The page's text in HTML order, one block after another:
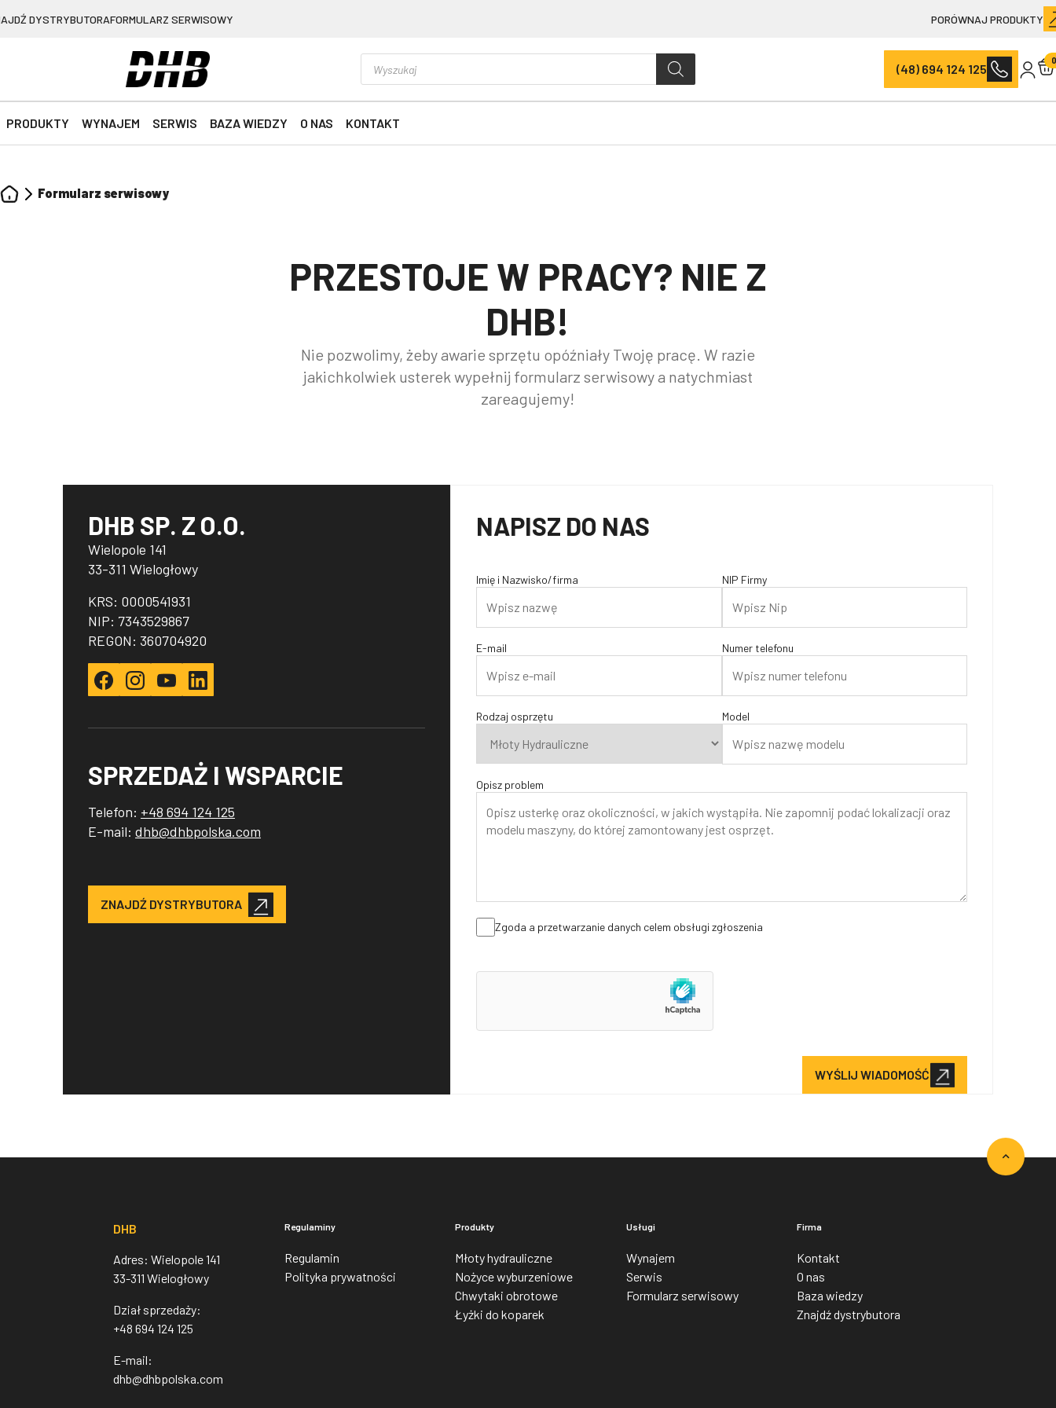
DYSTRYBUTORAFORMULARZ SERWISOWY PORÓWNAJ PRODUKTY
Wyszukiwarka
produktów
(48) 694 124 125
0
PRODUKTY WYNAJEM SERWIS BAZA WIEDZY O NAS KONTAKT
Formularz serwisowy
PRZESTOJE W PRACY? NIE Z
DHB!
Nie pozwolimy, żeby awarie sprzętu opóźniały Twoję pracę. W razie
jakichkolwiek usterek wypełnij formularz serwisowy a natychmiast
zareagujemy!
DHB SP. Z O.O.
Wielopole 141
33-311 Wielogłowy
KRS: 0000541931
NIP: 7343529867
REGON: 360704920
SPRZEDAŻ I WSPARCIE
Telefon: +48 694 124 125
E-mail: dhb@dhbpolska.com
ZNAJDŹ DYSTRYBUTORA
NAPISZ DO NAS
Imię i Nazwisko/firma NIP Firmy
E-mail Numer telefonu
Rodzaj osprzętu Model
Opisz problem
Zgoda a przetwarzanie danych celem obsługi zgłoszenia
WYŚLIJ WIADOMOŚĆ
DHB
Adres: Wielopole 141
33-311 Wielogłowy
Dział sprzedaży:
+48 694 124 125
E-mail:
dhb@dhbpolska.com
Regulaminy
Regulamin
Polityka prywatności
Produkty
Młoty hydrauliczne
Nożyce wyburzeniowe
Chwytaki obrotowe
Łyżki do koparek
Usługi
Wynajem
Serwis
Formularz serwisowy
Firma
Kontakt
O nas
Baza wiedzy
Znajdź dystrybutora